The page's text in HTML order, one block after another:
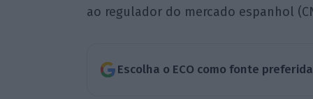
ao regulador do mercado espanhol
Escolha o ECO como fonte